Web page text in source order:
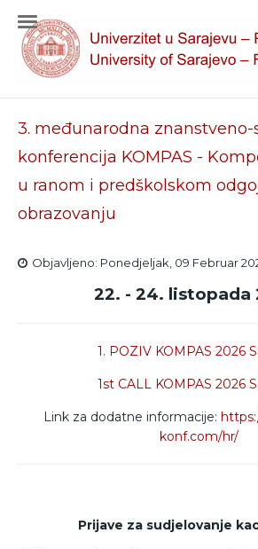
3. međunarodna znanstveno-
konferencija KOMPAS -
u ranom i predškolskom
obrazovanju
Objavljeno: Ponedjeljak, 09 Februar
22. - 24. listopada
1. POZIV KOMPAS 2026
1st CALL KOMPAS 2026
Link za dodatne informacije:
konf.com/hr/
Prijave za sudjelovanje